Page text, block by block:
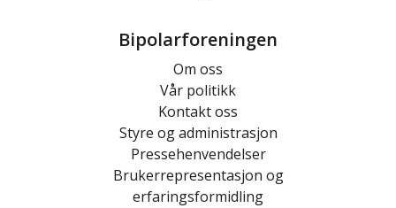
Bipolarforeningen
Om oss
Vår politikk
Kontakt oss
Styre og administrasjon
Pressehenvendelser
Brukerrepresentasjon og
erfaringsformidling